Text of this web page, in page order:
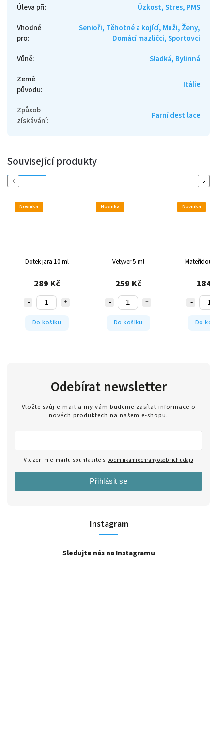
Úleva při:
Úzkost, Stres, PMS
Vhodné
pro:
Senioři, Těhotné a kojící, Muži, Ženy,
Domácí mazlíčci, Sportovci
Vůně:
Sladká, Bylinná
Země
původu: Itálie
Způsob
získávání: Parní destilace
Související produkty
Previous
Novinka
Vetyver 5 ml
259 Kč
Do košíku
Novinka
Mateřídouška 5 ml
184 Kč
Do košíku
Novinka
Next
Instagram
Sledujte nás na Instagramu
Odebírat newsletter
Vložte svůj e-mail a my vám budeme zasílat informace o
nových produktech na našem e-shopu.
Vložením e-mailu souhlasíte s podmínkami ochrany osobních údajů
Přihlásit se